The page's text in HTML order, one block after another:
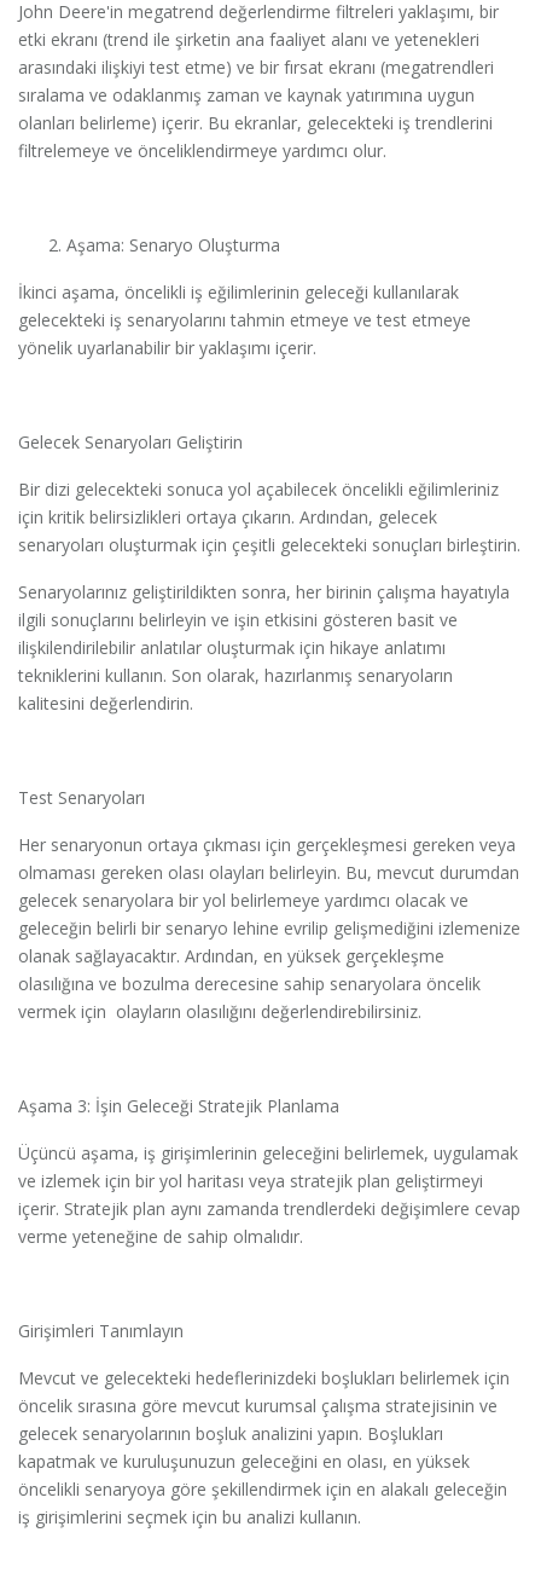
John Deere'in megatrend değerlendirme filtreleri yaklaşımı, bir
etki ekranı (trend ile şirketin ana faaliyet alanı ve yetenekleri
arasındaki ilişkiyi test etme) ve bir fırsat ekranı (megatrendleri
sıralama ve odaklanmış zaman ve kaynak yatırımına uygun
olanları belirleme) içerir. Bu ekranlar, gelecekteki iş trendlerini
filtrelemeye ve önceliklendirmeye yardımcı olur.
Aşama: Senaryo Oluşturma
İkinci aşama, öncelikli iş eğilimlerinin geleceği kullanılarak
gelecekteki iş senaryolarını tahmin etmeye ve test etmeye
yönelik uyarlanabilir bir yaklaşımı içerir.
Gelecek Senaryoları Geliştirin
Bir dizi gelecekteki sonuca yol açabilecek öncelikli eğilimleriniz
için kritik belirsizlikleri ortaya çıkarın. Ardından, gelecek
senaryoları oluşturmak için çeşitli gelecekteki sonuçları birleştirin.
Senaryolarınız geliştirildikten sonra, her birinin çalışma hayatıyla
ilgili sonuçlarını belirleyin ve işin etkisini gösteren basit ve
ilişkilendirilebilir anlatılar oluşturmak için hikaye anlatımı
tekniklerini kullanın. Son olarak, hazırlanmış senaryoların
kalitesini değerlendirin.
Test Senaryoları
Her senaryonun ortaya çıkması için gerçekleşmesi gereken veya
olmaması gereken olası olayları belirleyin. Bu, mevcut durumdan
gelecek senaryolara bir yol belirlemeye yardımcı olacak ve
geleceğin belirli bir senaryo lehine evrilip gelişmediğini izlemenize
olanak sağlayacaktır. Ardından, en yüksek gerçekleşme
olasılığına ve bozulma derecesine sahip senaryolara öncelik
vermek için olayların olasılığını değerlendirebilirsiniz.
Aşama 3: İşin Geleceği Stratejik Planlama
Üçüncü aşama, iş girişimlerinin geleceğini belirlemek, uygulamak
ve izlemek için bir yol haritası veya stratejik plan geliştirmeyi
içerir. Stratejik plan aynı zamanda trendlerdeki değişimlere cevap
verme yeteneğine de sahip olmalıdır.
Girişimleri Tanımlayın
Mevcut ve gelecekteki hedeflerinizdeki boşlukları belirlemek için
öncelik sırasına göre mevcut kurumsal çalışma stratejisinin ve
gelecek senaryolarının boşluk analizini yapın. Boşlukları
kapatmak ve kuruluşunuzun geleceğini en olası, en yüksek
öncelikli senaryoya göre şekillendirmek için en alakalı geleceğin
iş girişimlerini seçmek için bu analizi kullanın.